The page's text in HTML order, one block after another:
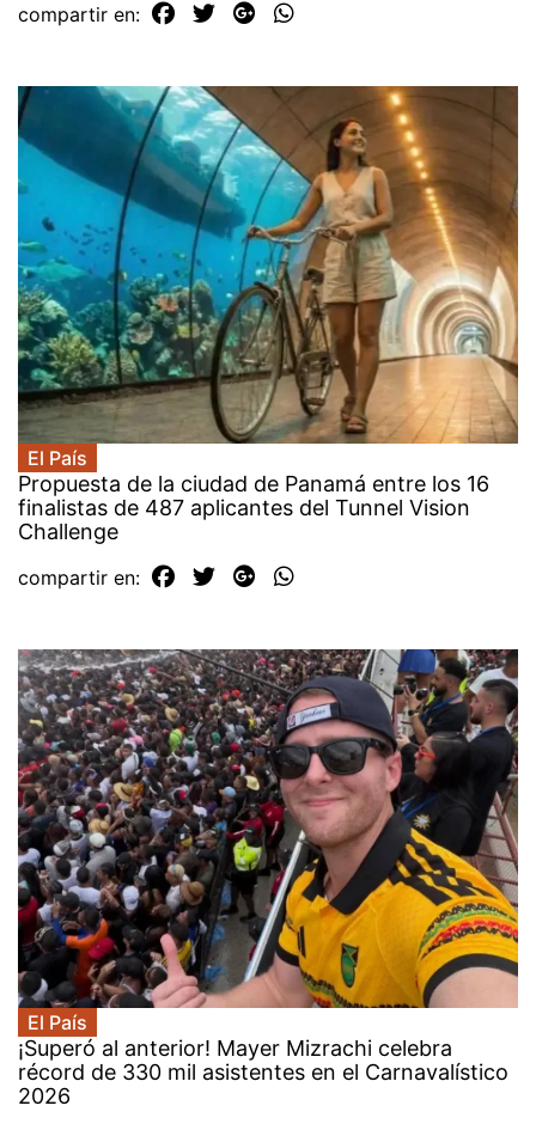
compartir en:
El País
Propuesta de la ciudad de Panamá entre los 16
finalistas de 487 aplicantes del Tunnel Vision
Challenge
compartir en:
El País
¡Superó al anterior! Mayer Mizrachi celebra
récord de 330 mil asistentes en el Carnavalístico
2026